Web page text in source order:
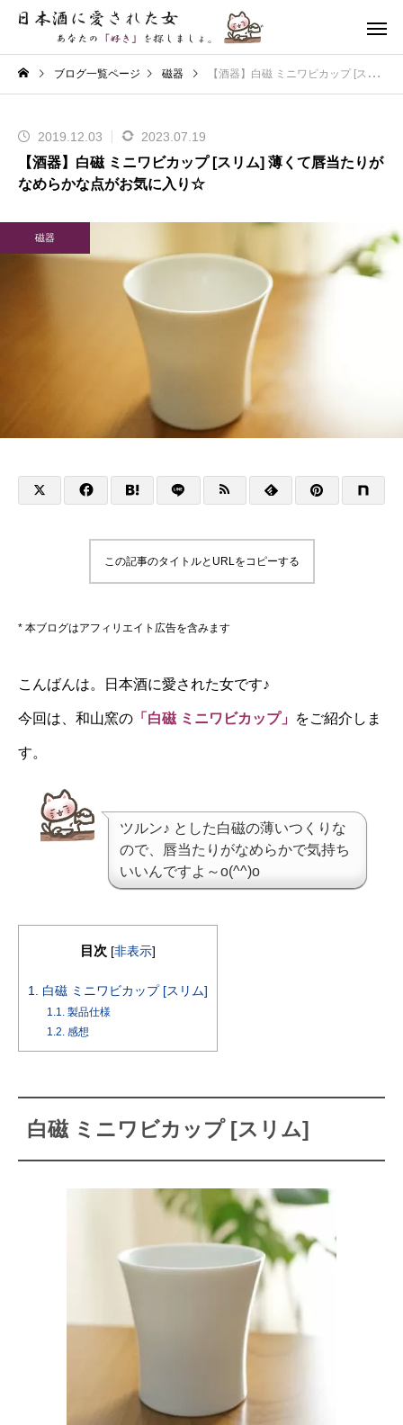
ブログ一覧ページ 磁器 【酒器】白磁 ミニワビカップ [スリム] 薄くて唇当たりがなめらかな点がお気に入り☆
2019.12.03 2023.07.19
【酒器】白磁 ミニワビカップ [スリム] 薄くて唇当たりが
なめらかな点がお気に入り☆
磁器
この記事のタイトルとURLをコピーする
* 本ブログはアフィリエイト広告を含みます
こんばんは。日本酒に愛された女です♪
今回は、和山窯の 「白磁 ミニワビカップ」 をご紹介しま
す。
ツルン♪ とした白磁の薄いつくりな
ので、唇当たりがなめらかで気持ち
いいんですよ～o(^^)o
目次 [非表示]
1. 白磁 ミニワビカップ [スリム]
1.1.製品仕様
1.2.感想
白磁 ミニワビカップ [スリム]